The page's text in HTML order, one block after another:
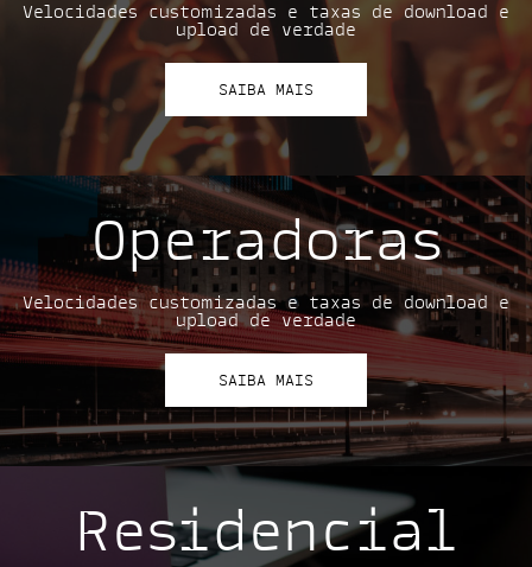
Velocidades customizadas e taxas de download e
upload de verdade
SAIBA MAIS
Operadoras
Velocidades customizadas e taxas de download e
upload de verdade
SAIBA MAIS
Residencial